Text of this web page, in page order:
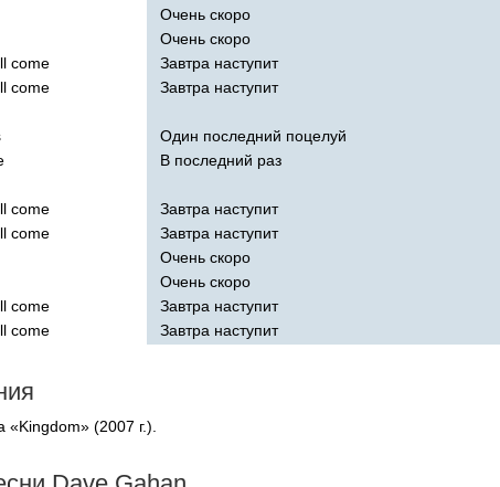
come
come
come
come
come
come
Очень скоро
Очень скоро
Завтра наступит
Завтра наступит
Один последний поцелуй
В последний раз
Завтра наступит
Завтра наступит
Очень скоро
Очень скоро
Завтра наступит
Завтра наступит
«Kingdom» (2007 г.).